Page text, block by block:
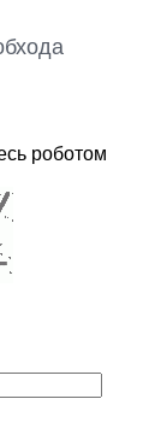
роботом